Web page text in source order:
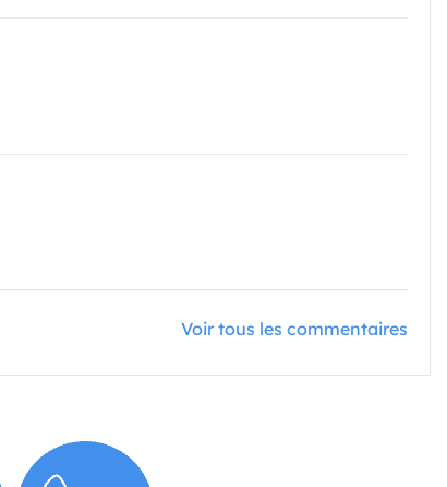
Voir tous les commentaires